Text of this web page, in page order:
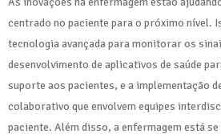
centrado no paciente para o próximo nível.
tecnologia avançada para monitorar os
desenvolvimento de aplicativos de saúde
suporte aos pacientes, e a implementação
colaborativo que envolvem equipes
paciente. Além disso, a enfermagem está